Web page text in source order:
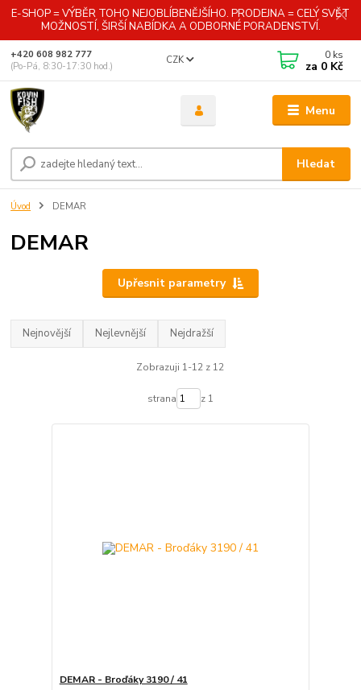
E-SHOP = VÝBĚR TOHO NEJOBLÍBENĚJŠÍHO. PRODEJNA = CELÝ SVĚT
MOŽNOSTÍ, ŠIRŠÍ NABÍDKA A ODBORNÉ PORADENSTVÍ.
Menu
CZK
Hledat
+420 608 982 777
(Po-Pá, 8:30-17:30 hod.)
0 ks
za 0 Kč
Úvod DEMAR
DEMAR
Upřesnit parametry
Nejnovější Nejlevnější Nejdražší
Zobrazuji 1-12 z 12
strana z 1
DEMAR - Broďáky 3190 / 41